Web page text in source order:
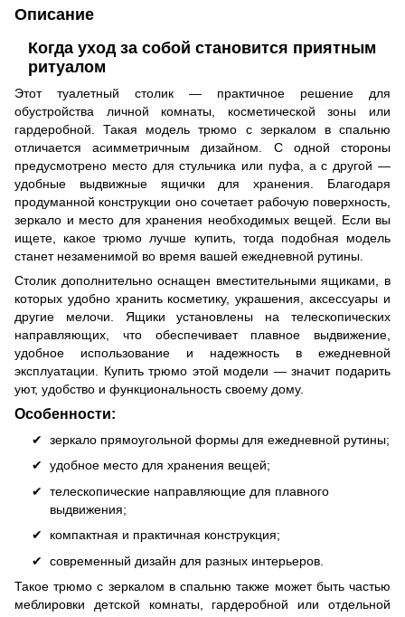
Описание
Когда уход за собой становится приятным
ритуалом
Этот туалетный столик — практичное решение для
обустройства личной комнаты, косметической зоны или
гардеробной. Такая модель трюмо с зеркалом в спальню
отличается асимметричным дизайном. С одной стороны
предусмотрено место для стульчика или пуфа, а с другой —
удобные выдвижные ящички для хранения. Благодаря
продуманной конструкции оно сочетает рабочую поверхность,
зеркало и место для хранения необходимых вещей. Если вы
ищете, какое трюмо лучше купить, тогда подобная модель
станет незаменимой во время вашей ежедневной рутины.
Столик дополнительно оснащен вместительными ящиками, в
которых удобно хранить косметику, украшения, аксессуары и
другие мелочи. Ящики установлены на телескопических
направляющих, что обеспечивает плавное выдвижение,
удобное использование и надежность в ежедневной
эксплуатации. Купить трюмо этой модели — значит подарить
уют, удобство и функциональность своему дому.
Особенности:
зеркало прямоугольной формы для ежедневной рутины;
удобное место для хранения вещей;
телескопические направляющие для плавного
выдвижения;
компактная и практичная конструкция;
современный дизайн для разных интерьеров.
Такое трюмо с зеркалом в спальню также может быть частью
меблировки детской комнаты, гардеробной или отдельной